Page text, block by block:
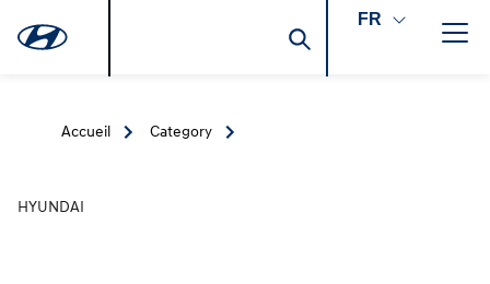
FR
Accueil Category
HYUNDAI